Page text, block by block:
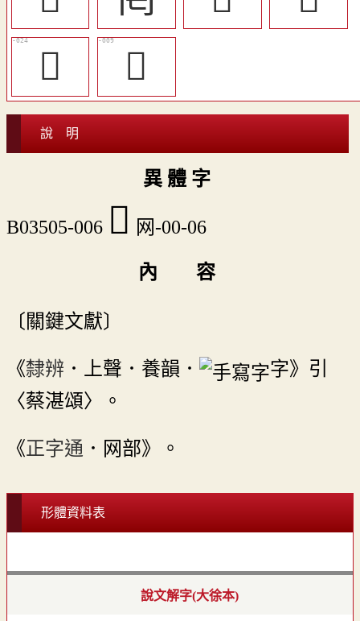
󸖐
𦌅
說 明
異 體 字
B03505-006 𦉳 网-00-06
內 容
〔關鍵文獻〕
《隸辨 ．上聲．養韻．
字》引
〈蔡湛頌〉。
《正字通 ．网部》。
形體資料表
說文解字(大徐本)